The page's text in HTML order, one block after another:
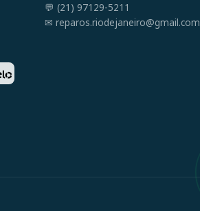
💬 (21) 97129-5211
✉ reparos.riodejaneiro@gmail.com